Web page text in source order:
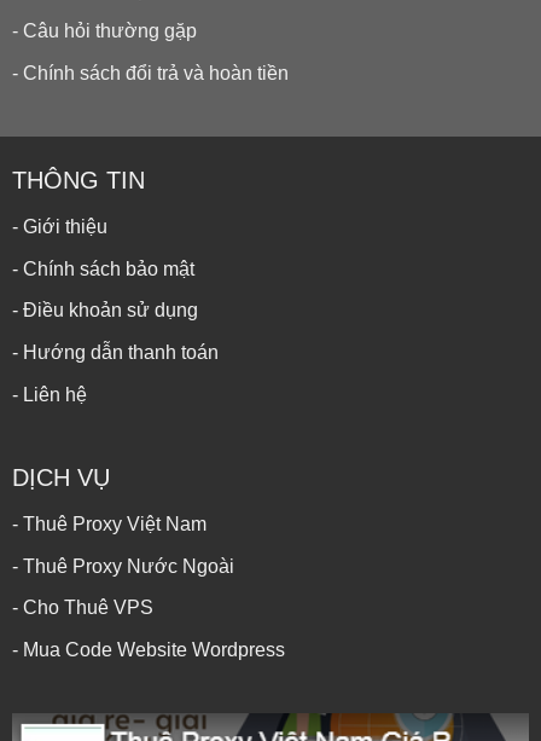
- Câu hỏi thường gặp
- Chính sách đổi trả và hoàn tiền
THÔNG TIN
- Giới thiệu
- Chính sách bảo mật
- Điều khoản sử dụng
- Hướng dẫn thanh toán
- Liên hệ
DỊCH VỤ
- Thuê Proxy Việt Nam
- Thuê Proxy Nước Ngoài
- Cho Thuê VPS
- Mua Code Website Wordpress